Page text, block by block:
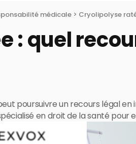
médicale > Cryolipolyse
: quel
poursuivre un recours légal
en droit de la santé pour